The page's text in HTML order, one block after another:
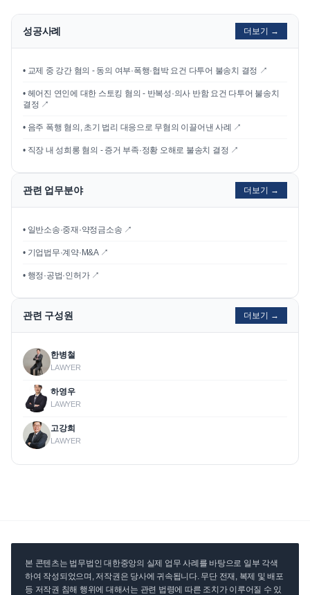
성공사례 더보기 →
• 교제 중 강간 혐의 - 동의 여부·폭행·협박 요건 다투어 불송치 결정 ↗
• 헤어진 연인에 대한 스토킹 혐의 - 반복성·의사 반함 요건 다투어 불송치
결정 ↗
• 음주 폭행 혐의, 초기 법리 대응으로 무혐의 이끌어낸 사례 ↗
• 직장 내 성희롱 혐의 - 증거 부족·정황 오해로 불송치 결정 ↗
관련 업무분야 더보기 →
• 일반소송·중재·약정금소송 ↗
• 기업법무·계약·M&A ↗
• 행정·공법·인허가 ↗
관련 구성원 더보기 →
한병철
LAWYER
하영우
LAWYER
고강희
LAWYER
본 콘텐츠는 법무법인 대한중앙의 실제 업무 사례를 바탕으로 일부 각색
하여 작성되었으며, 저작권은 당사에 귀속됩니다. 무단 전재, 복제 및 배포
등 저작권 침해 행위에 대해서는 관련 법령에 따른 조치가 이루어질 수 있